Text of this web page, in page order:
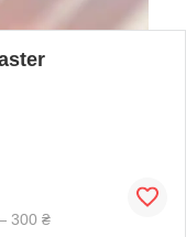
300 ₴